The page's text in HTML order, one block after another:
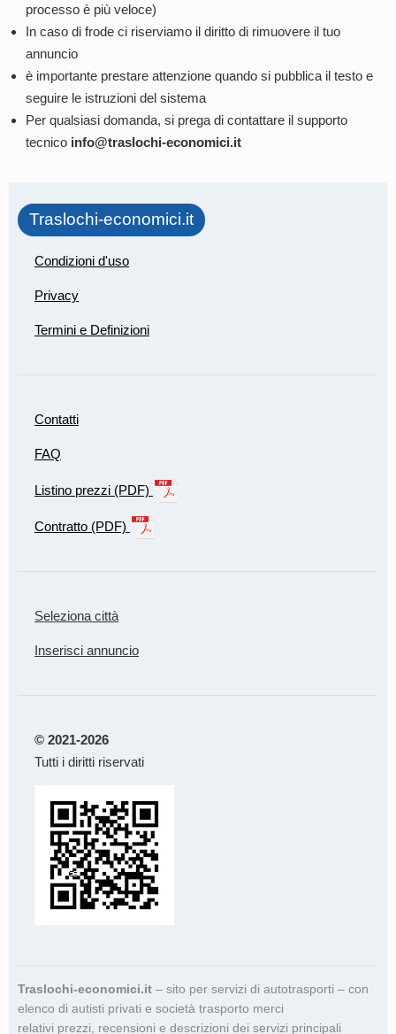
processo è più veloce)
In caso di frode ci riserviamo il diritto di rimuovere il tuo
annuncio
è importante prestare attenzione quando si pubblica il testo e
seguire le istruzioni del sistema
Per qualsiasi domanda, si prega di contattare il supporto
tecnico info@traslochi-economici.it
Traslochi-economici.it
Condizioni d'uso
Privacy
Termini e Definizioni
Contatti
FAQ
Listino prezzi (PDF)
Contratto (PDF)
Seleziona città
Inserisci annuncio
© 2021-2026
Tutti i diritti riservati
Traslochi-economici.it – sito per servizi di autotrasporti – con
elenco di autisti privati e società trasporto merci
relativi prezzi, recensioni e descrizioni dei servizi principali